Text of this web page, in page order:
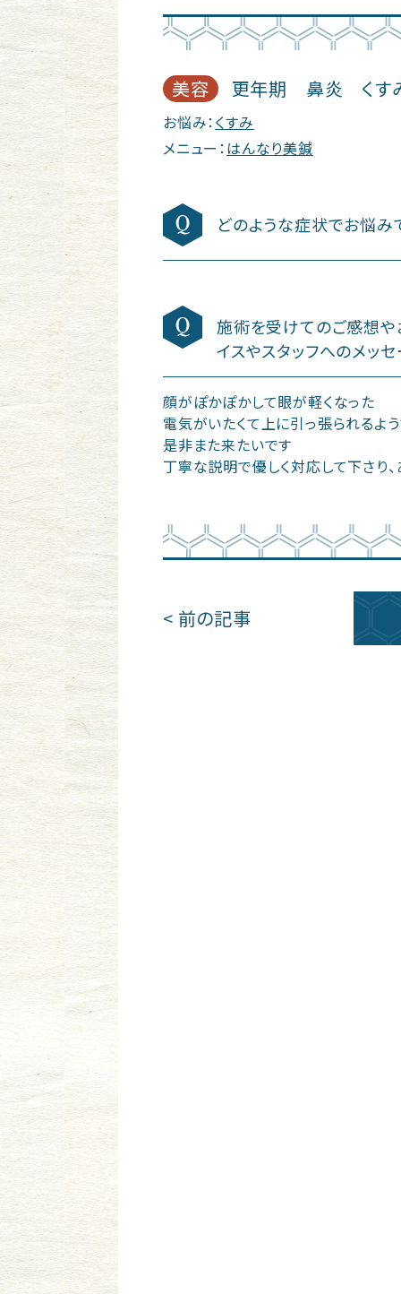
美容 更年期 鼻炎 くす
お悩み：くすみ
メニュー：はんなり美鍼
どのような症状でお悩み
施術を受けてのご感想や
イスやスタッフへのメッ
顔がぽかぽかして眼が軽くなった
電気がいたくて上に引っ張られるよ
是非また来たいです
丁寧な説明で優しく対応して下さり
< 前の記事